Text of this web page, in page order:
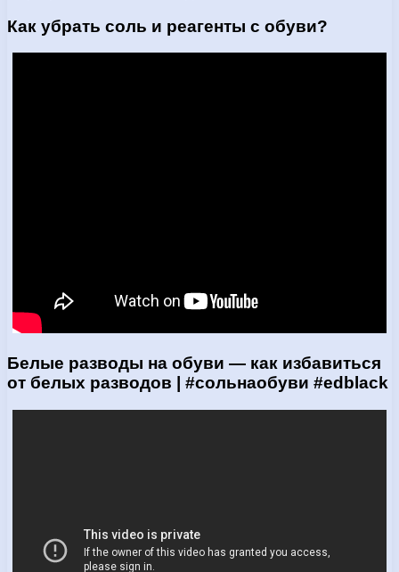
Как убрать соль и реагенты с обуви?
Белые разводы на обуви — как избавиться
от белых разводов | #сольнаобуви #edblack